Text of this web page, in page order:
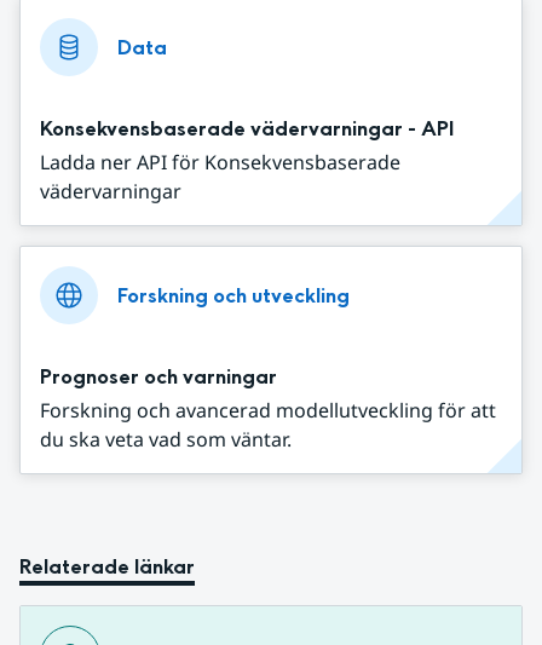
Data
Konsekvensbaserade vädervarningar - API
Ladda ner API för Konsekvensbaserade
vädervarningar
Forskning och utveckling
Prognoser och varningar
Forskning och avancerad modellutveckling för att
du ska veta vad som väntar.
Relaterade länkar